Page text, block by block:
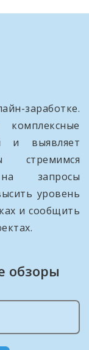
заработке.
и выявляет
стремимся
запросы
уровень
и сообщить
обзоры